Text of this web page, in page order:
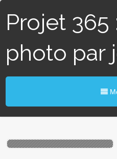
Projet 365
photo par